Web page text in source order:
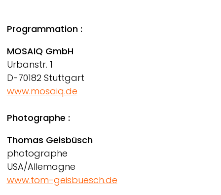
Programmation :
MOSAIQ GmbH
Urbanstr. 1
D-70182 Stuttgart
www.mosaiq.de
Photographe :
Thomas Geisbüsch
photographe
USA/Allemagne
www.tom-geisbuesch.de